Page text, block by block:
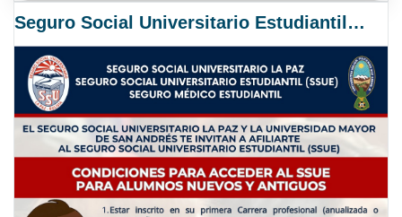
Seguro Social Universitario Estudiantil SSUE